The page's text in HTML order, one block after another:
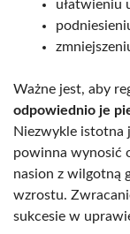
ułatwieniu
Ważne jest, aby
odpowiednio je
Niezwykle istotna
powinna wynosić
nasion z wilgotną
wzrostu.
sukcesie w